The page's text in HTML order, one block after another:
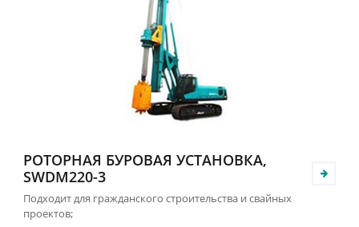
РОТОРНАЯ БУРОВАЯ УСТАНОВКА,
SWDM220-3
Подходит для гражданского строительства и свайных
проектов;